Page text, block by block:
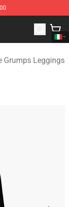
Grumps Leggings